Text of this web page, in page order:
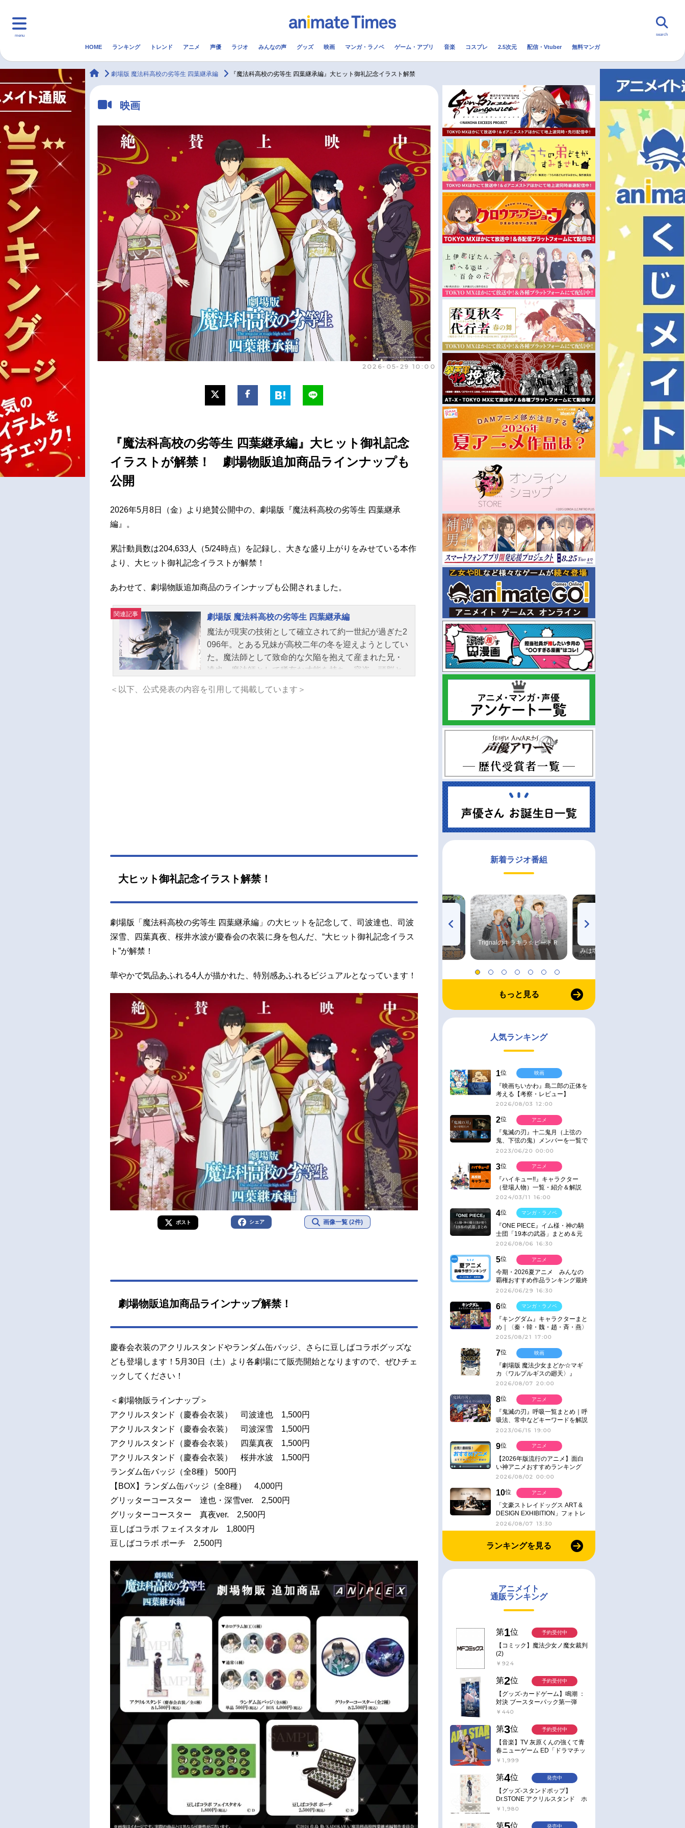
menu
マンガ・ラノベ ゲーム・アプリ 配信・Vtuber トレンド 無料マンガ
アニメ記事一覧
男性声優/女性声優一覧
今期アニメ曜日別一覧
春アニメ
夏アニメ
秋アニメ
冬アニメ
FOLLOW US
search
HOME ランキング トレンド アニメ 声優 ラジオ みんなの声 グッズ 映画 マンガ・ラノベ ゲーム・アプリ 音楽 コスプレ 2.5次元 配信・Vtuber 無料マンガ
animateTimes
劇場版 魔法科高校の劣等生 四葉継承編 『魔法科高校の劣等生 四葉継承編』大ヒット御礼記念イラスト解禁
映画
2026-05-29 10:00
『魔法科高校の劣等生 四葉継承編』大ヒット御礼記念
イラストが解禁！ 劇場物販追加商品ラインナップも
公開
2026年5月8日（金）より絶賛公開中の、劇場版『魔法科高校の劣等生 四葉継承
編』。
累計動員数は204,633人（5/24時点）を記録し、大きな盛り上がりをみせている本作
より、大ヒット御礼記念イラストが解禁！
あわせて、劇場物販追加商品のラインナップも公開されました。
関連記事
劇場版 魔法科高校の劣等生 四葉継承編
魔法が現実の技術として確立されて約一世紀が過ぎた2
096年。とある兄妹が高校二年の冬を迎えようとしてい
た。魔法師として致命的な欠陥を抱えて産まれた兄・
達也。魔法師として稀有な才能を持ち、容姿・頭脳と
二人は仲睦まじい兄妹として過ごしてきた。一通の手
真礼桜井水波：安野希世乃堤琴鳴：若山詩音堤奏太：
梅田修一朗スタッフ原作：佐島勤（電撃文庫刊）監
督：ジミーストーン脚...
＜以下、公式発表の内容を引用して掲載しています＞
大ヒット御礼記念イラスト解禁！
劇場版「魔法科高校の劣等生 四葉継承編」の大ヒットを記念して、司波達也、司波
深雪、四葉真夜、桜井水波が慶春会の衣装に身を包んだ、“大ヒット御礼記念イラス
ト”が解禁！
華やかで気品あふれる4人が描かれた、特別感あふれるビジュアルとなっています！
ポスト シェア 画像一覧 (2件)
劇場物販追加商品ラインナップ解禁！
慶春会衣装のアクリルスタンドやランダム缶バッジ、さらに豆しばコラボグッズな
ども登場します！5月30日（土）より各劇場にて販売開始となりますので、ぜひチェ
ックしてください！
＜劇場物販ラインナップ＞
アクリルスタンド（慶春会衣装） 司波達也 1,500円
アクリルスタンド（慶春会衣装） 司波深雪 1,500円
アクリルスタンド（慶春会衣装） 四葉真夜 1,500円
アクリルスタンド（慶春会衣装） 桜井水波 1,500円
ランダム缶バッジ（全8種） 500円
【BOX】ランダム缶バッジ（全8種） 4,000円
グリッターコースター 達也・深雪ver. 2,500円
グリッターコースター 真夜ver. 2,500円
豆しばコラボ フェイスタオル 1,800円
豆しばコラボ ポーチ 2,500円
新着ラジオ番組
TVアニメ『戦隊大失格』
ハイキュー!! 烏野高校放送部! Trignalのキラキラ☆ビートＲ
みは塩だけ
もっと見る
人気ランキング
1位
『映画ちいかわ』島二郎の正体を
考える【考察・レビュー】
2026/08/03 12:00
映画
2位
『鬼滅の刃』十二鬼月（上弦の
鬼、下弦の鬼）メンバーを一覧で
紹介＆解説（登場鬼の情報まと
2023/06/20 00:00
アニメ
3位
『ハイキュー!!』キャラクター
（登場人物）一覧・紹介＆解説
2024/03/11 16:00
アニメ
4位
『ONE PIECE』イム様・神の騎
士団「19本の武器」まとめ＆元
ネタ
2026/08/06 16:30
マンガ・ラノベ
5位
今期・2026夏アニメ みんなの
覇権おすすめ作品ランキング最終
結果発表！
2026/06/29 16:30
アニメ
6位
『キングダム』キャラクターまと
め｜〈秦・韓・魏・趙・斉・燕〉
2025/08/21 17:00
マンガ・ラノベ
7位
『劇場版 魔法少女まどか☆マギ
カ〈ワルプルギスの廻天〉』
IMAX同時公開決定
2026/08/07 20:00
映画
8位
『鬼滅の刃』呼吸一覧まとめ｜呼
吸法、常中などキーワードを解説
2023/06/15 19:00
アニメ
9位
【2026年版流行のアニメ】面白
い神アニメおすすめランキング
【名作・話題作】｜ジャンル別人
2026/08/02 00:00
アニメ
10位
「文豪ストレイドッグス ART &
DESIGN EXHIBITION」フォトレ
ポート
2026/08/07 13:30
アニメ
ランキングを見る
アニメイト
通販ランキング
第1位
【コミック】魔法少女ノ魔女裁判
(2)
￥924
予約受付中
第2位
【グッズ-カードゲーム】鳴潮 ：
対決 ブースターパック第一弾
【ポイント2倍】
￥440
予約受付中
第3位
【音楽】TV 灰原くんの強くて青
春ニューゲーム ED「ドラマチッ
ク逃避行」収録シングル AIM
￥1,999
予約受付中
第4位
【グッズ-スタンドポップ】
Dr.STONE アクリルスタンド ホ
ワイマンといっしょver. スタン
￥1,980
発売中
第 位 発売中